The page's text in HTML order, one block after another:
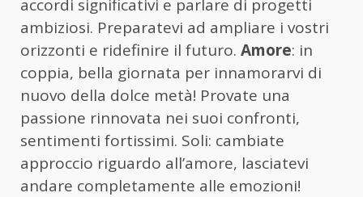
accordi significativi e parlare di progetti
ambiziosi. Preparatevi ad ampliare i vostri
orizzonti e ridefinire il futuro. Amore: in
coppia, bella giornata per innamorarvi di
nuovo della dolce metà! Provate una
passione rinnovata nei suoi confronti,
sentimenti fortissimi. Soli: cambiate
approccio riguardo all’amore, lasciatevi
andare completamente alle emozioni!